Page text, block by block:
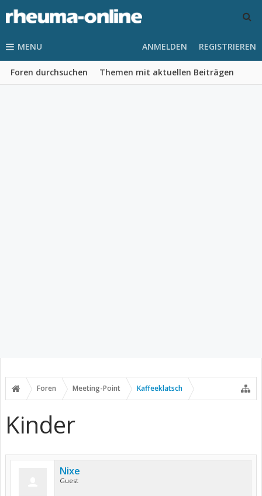
MENU
Foren durchsuchen Themen mit aktuellen Beiträgen
ANMELDEN REGISTRIEREN
Foren Meeting-Point Kaffeeklatsch
Kinder
Nixe
Guest